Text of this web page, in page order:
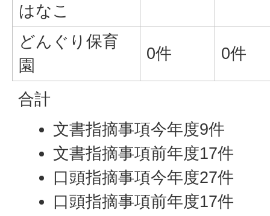
はなこ
どんぐり保育
園
0件 0件
合計
文書指摘事項今年度9件
文書指摘事項前年度17件
口頭指摘事項今年度27件
口頭指摘事項前年度17件